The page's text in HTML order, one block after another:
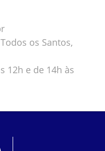
os Santos,
12h e de 14h às